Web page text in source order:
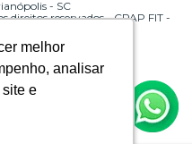
melhor
analisar
e
melhor
analisar
e
- SC
direitos reservados - CPAP FIT -